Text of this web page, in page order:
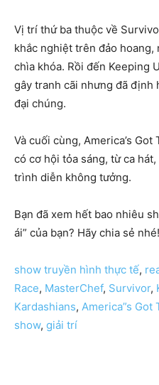
Vị trí thứ ba thuộc về
khắc nghiệt trên đảo
chìa khóa. Rồi đến Keeping
gây tranh cãi nhưng đã định
đại chúng.
Và cuối cùng, America’s
có cơ hội tỏa sáng, từ ca
trình diễn không tưởng.
Bạn đã xem hết bao nhiêu
ái” của bạn? Hãy chia sẻ nhé!
show truyền hình thực tế,
Race, MasterChef, Survivor,
Kardashians, America”s Got
show, giải trí